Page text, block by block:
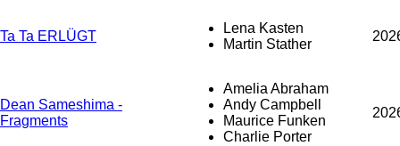
Ta Ta ERLÜGT
Lena Kasten
Martin Stather
Dean Sameshima -
Fragments
Amelia Abraham
Andy Campbell
Maurice Funken
Charlie Porter